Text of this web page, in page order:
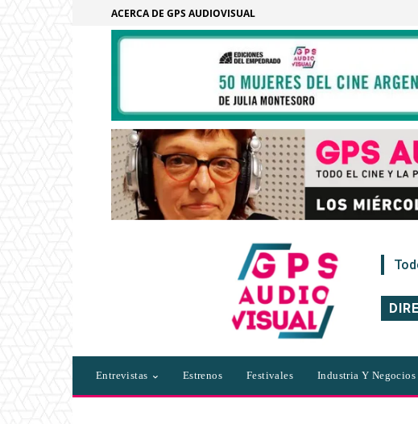
ACERCA DE GPS AUDIOVISUAL
Entrevistas Estrenos Festivales Industria Y Negocios